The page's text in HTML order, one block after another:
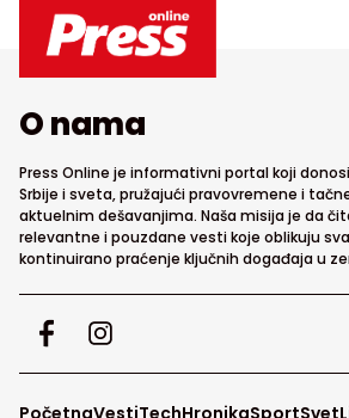
O nama
Press Online je informativni portal koji
Srbije i sveta, pružajući pravovremene i
aktuelnim dešavanjima. Naša misija je da
relevantne i pouzdane vesti koje oblikuju
kontinuirano praćenje ključnih događaja u
PočetnaVestiTechHronikaSportSvet